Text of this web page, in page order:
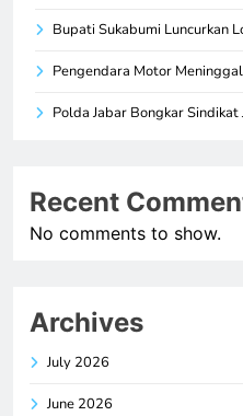
Bupati Sukabumi Luncurkan
Pengendara Motor
Polda Jabar Bongkar
Recent
No comments to show.
Archives
July 2026
June 2026